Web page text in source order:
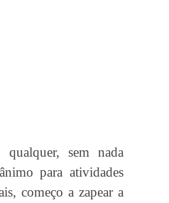
sem nada
para atividades
começo a zapear a